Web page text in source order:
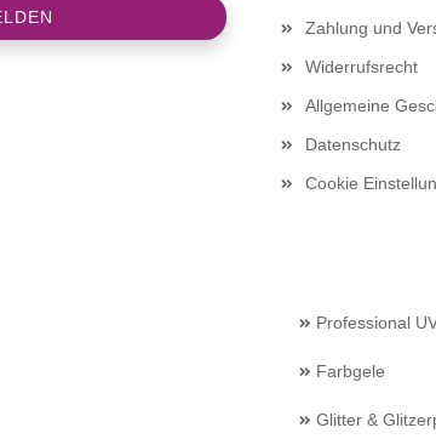
Zahlung und
Widerrufsrecht
Allgemeine
Datenschutz
Cookie
Professional
Farbgele
Glitter &